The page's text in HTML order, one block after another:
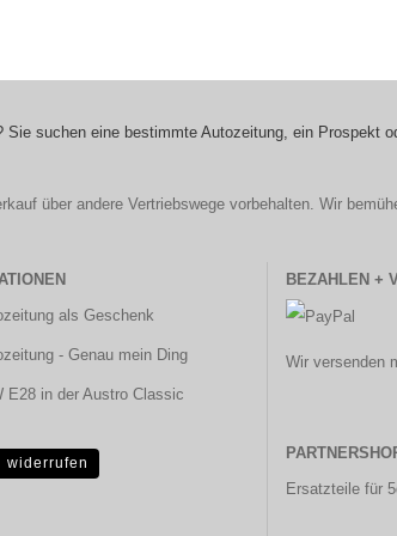
Sie suchen eine bestimmte Autozeitung, ein Prospekt
über andere Vertriebswege vorbehalten. Wir
als Geschenk
- Genau mein Ding
E28 in der Austro Classic
widerrufen
BEZAHLEN +
Wir versenden
Ersatzteile für